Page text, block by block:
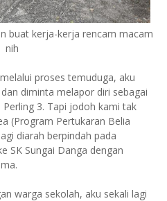
buat kerja-kerja rencam macam
nih
proses temuduga, aku
diminta melapor diri sebagai
3. Tapi jodoh kami tak
(Program Pertukaran Belia
diarah berpindah pada
SK Sungai Danga dengan
warga sekolah, aku sekali lagi